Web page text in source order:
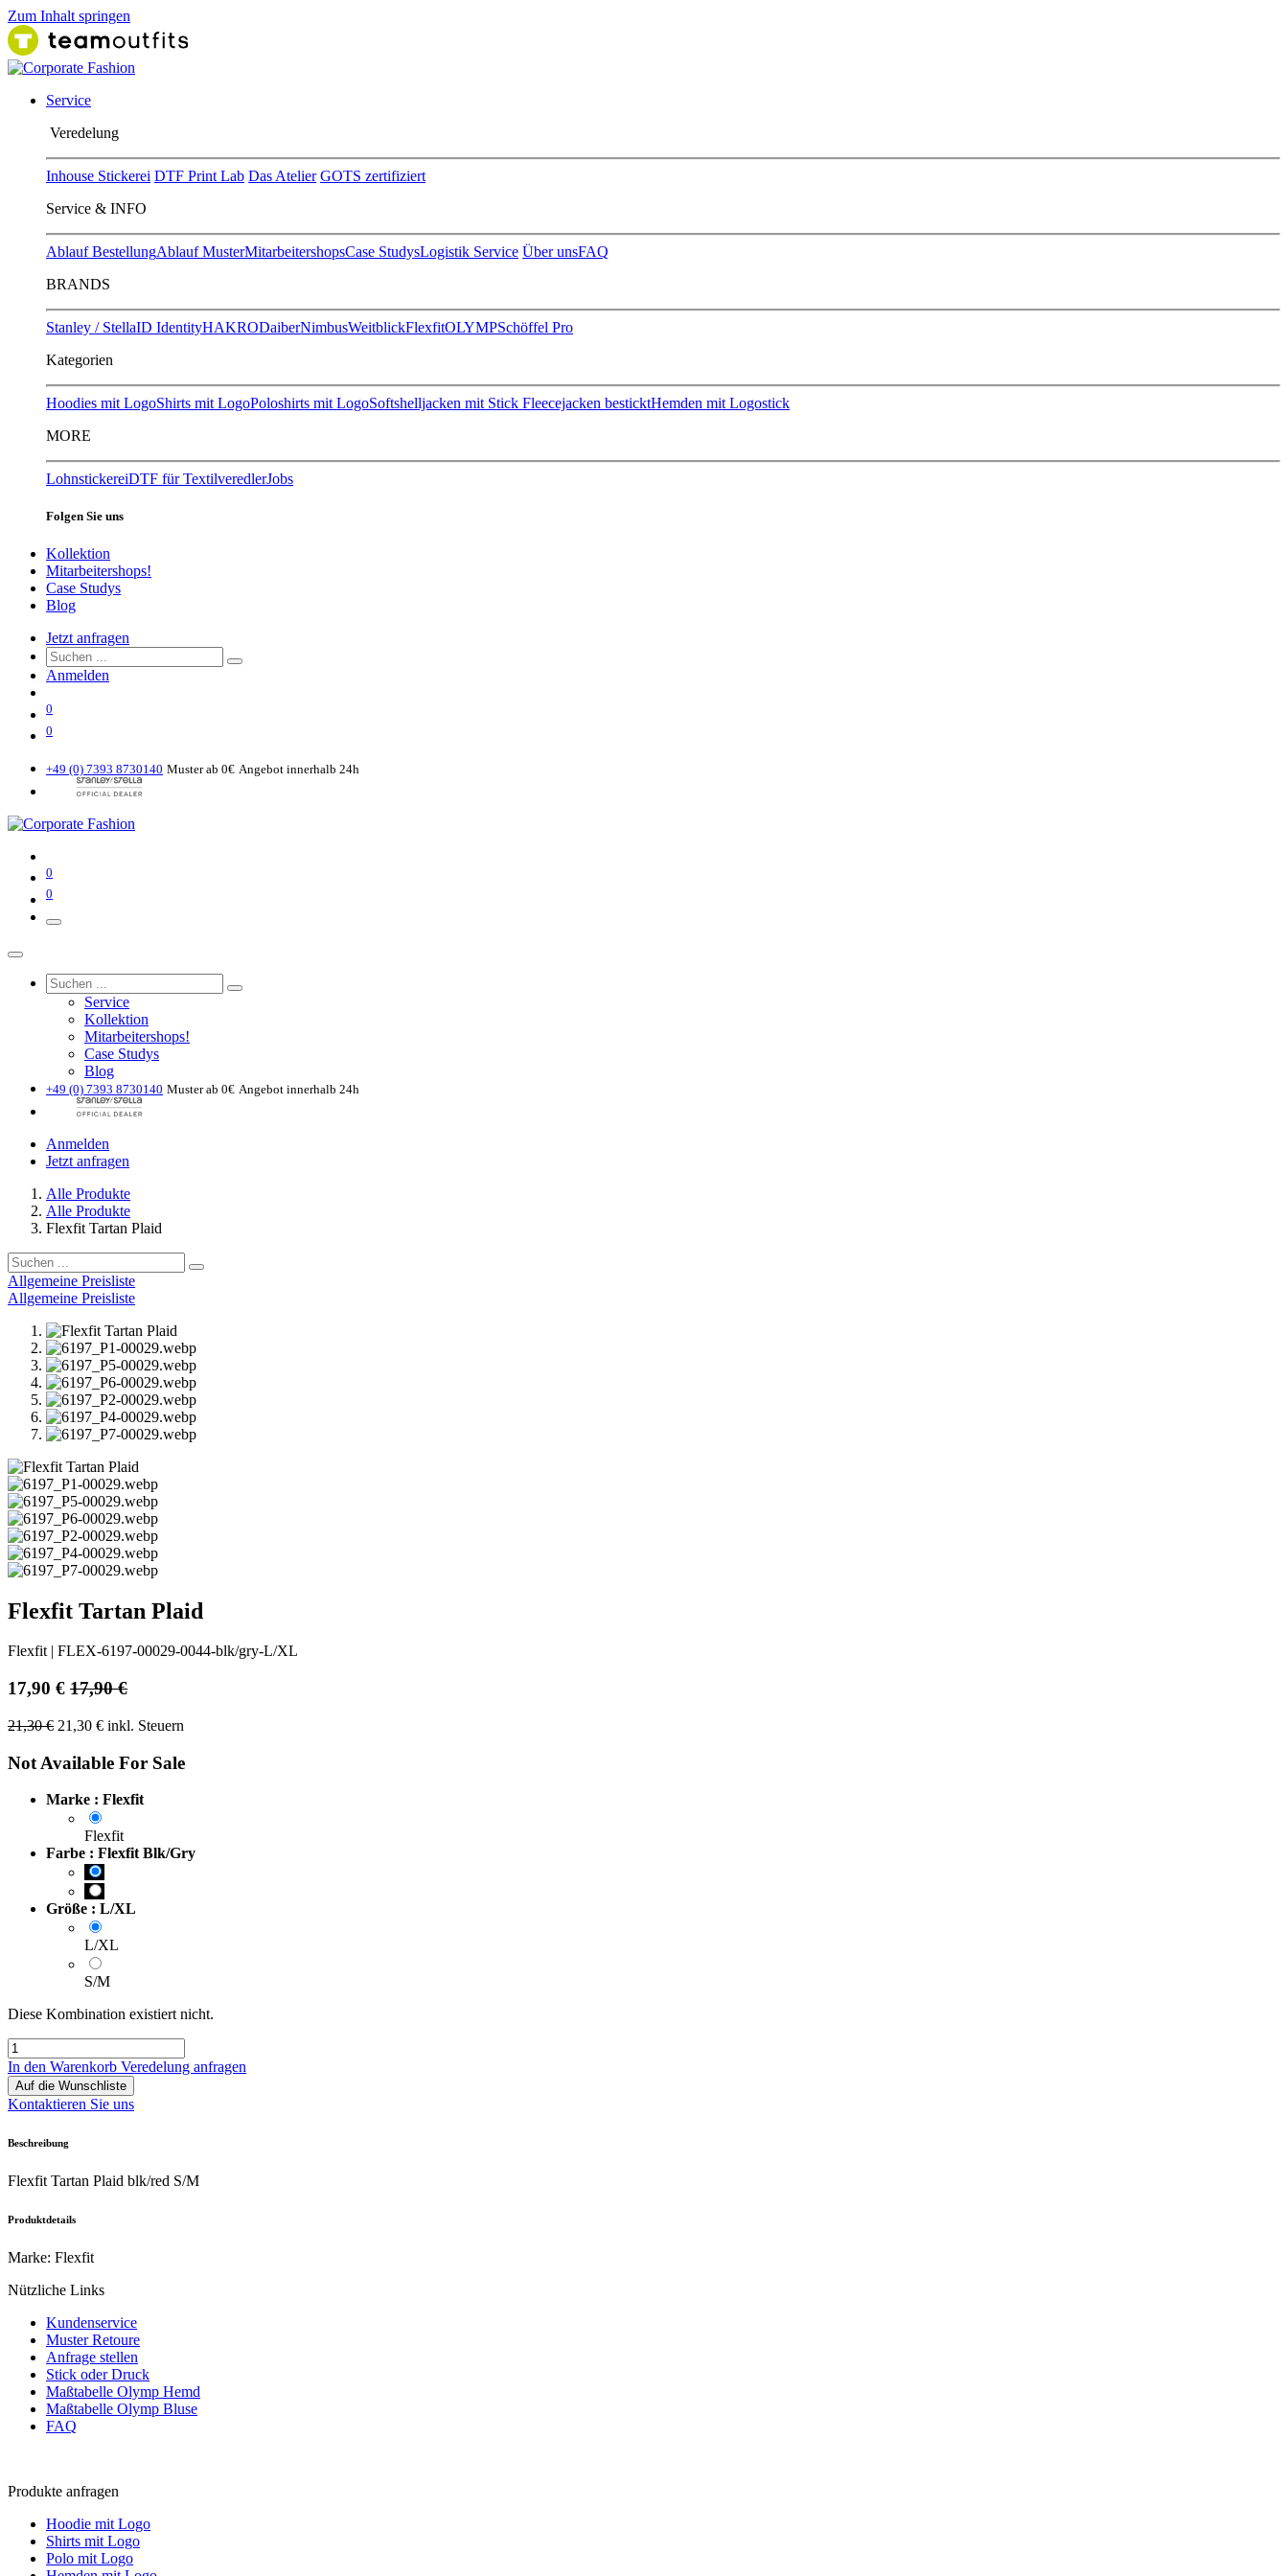
Zum Inhalt springen
Service
Ver​edelung
Inhouse Stickerei DTF Print Lab Das Atelier GOTS zertifiziert
Service & INFO
Ablauf BestellungAblauf MusterMitarbeitershopsCase StudysLogistik Service Über unsFAQ
BRANDS
Stanley / StellaID IdentityHAKRODaiberNimbusWeitblickFlexfitOLYMPSchöffel Pro
Kategorien
Hoodies mit LogoShirts mit LogoPoloshirts mit LogoSoftshelljacken mit Stick Fleecejacken besticktHemden mit Logostick
MORE
LohnstickereiDTF für TextilveredlerJobs
Folgen Sie uns
Kollektion
Mitarbeitershops!
Case Studys
Blog
Jetzt anfragen
Anmelden
0
0
+49 (0) 7393 8730140 Muster ab 0€ Angebot innerhalb 24h
0
0
Service
Kollektion
Mitarbeitershops!
Case Studys
Blog
+49 (0) 7393 8730140 Muster ab 0€ Angebot innerhalb 24h
Anmelden
Jetzt anfragen
Alle Produkte
Alle Produkte
Flexfit Tartan Plaid
Allgemeine Preisliste
Allgemeine Preisliste
Flexfit Tartan Plaid
Flexfit| FLEX-6197-00029-0044-blk/gry-L/XL
17,90 € 17,90€
21,30€ 21,30 € inkl. Steuern
Not Available For Sale
Marke : Flexfit
Flexfit
Farbe : Flexfit Blk/Gry
Größe : L/XL
L/XL
S/M
Diese Kombination existiert nicht.
In den Warenkorb Veredelung anfragen
Auf die Wunschliste
Kontaktieren Sie uns
Beschreibung
Flexfit Tartan Plaid blk/red S/M
Produktdetails
Marke: Flexfit
Nützliche Links
Kundenservice
Muster Retoure
Anfrage stellen
Stick oder Druck
Maßtabelle Olymp Hemd
Maßtabelle Olymp Bluse
FAQ
Produkte anfragen
Hoodie mit Logo
Shirts mit Logo
Polo mit Logo